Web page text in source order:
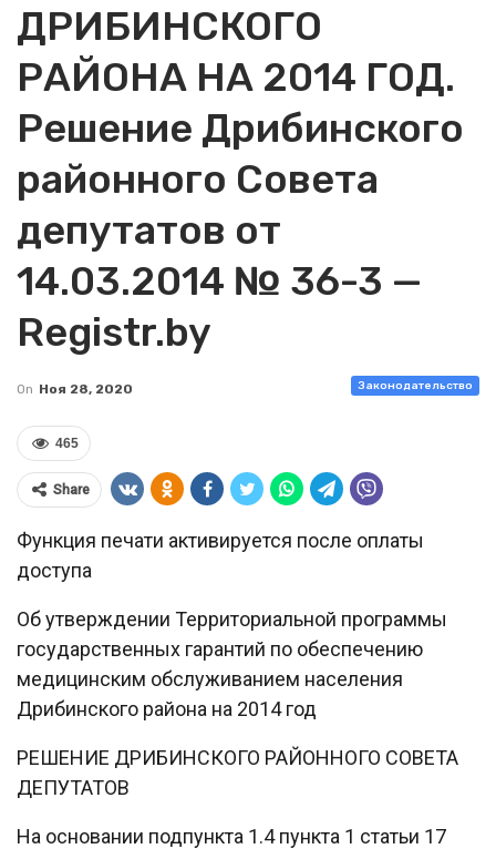
ДРИБИНСКОГО
РАЙОНА НА 2014 ГОД.
Решение Дрибинского
районного Совета
депутатов от
14.03.2014 № 36-3 —
Registr.by
Законодательство
On Ноя 28, 2020
465
Share
Функция печати активируется после оплаты
доступа
Об утверждении Территориальной программы
государственных гарантий по обеспечению
медицинским обслуживанием населения
Дрибинского района на 2014 год
РЕШЕНИЕ ДРИБИНСКОГО РАЙОННОГО СОВЕТА
ДЕПУТАТОВ
На основании подпункта 1.4 пункта 1 статьи 17